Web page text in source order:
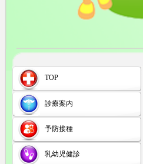
TOP
診療案内
予防接種
乳幼児健診